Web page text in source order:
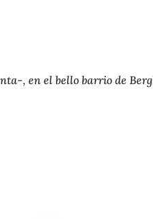
en el bello barrio de